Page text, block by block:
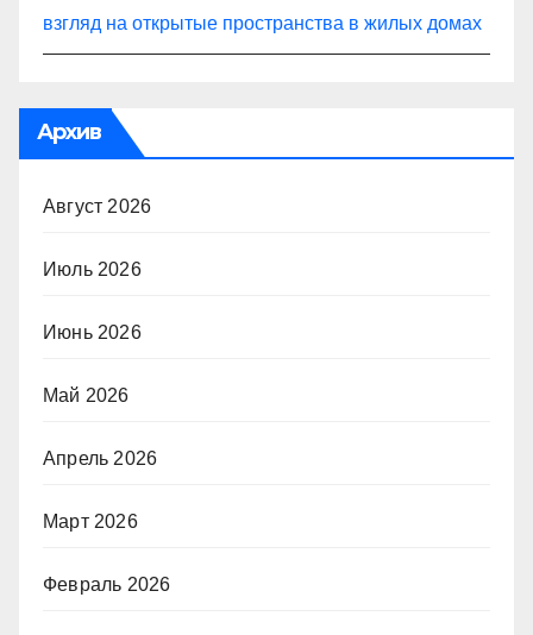
взгляд на открытые пространства в жилых домах
Архив
Август 2026
Июль 2026
Июнь 2026
Май 2026
Апрель 2026
Март 2026
Февраль 2026